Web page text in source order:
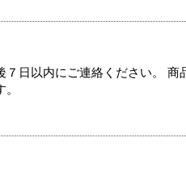
日以内にご連絡ください。